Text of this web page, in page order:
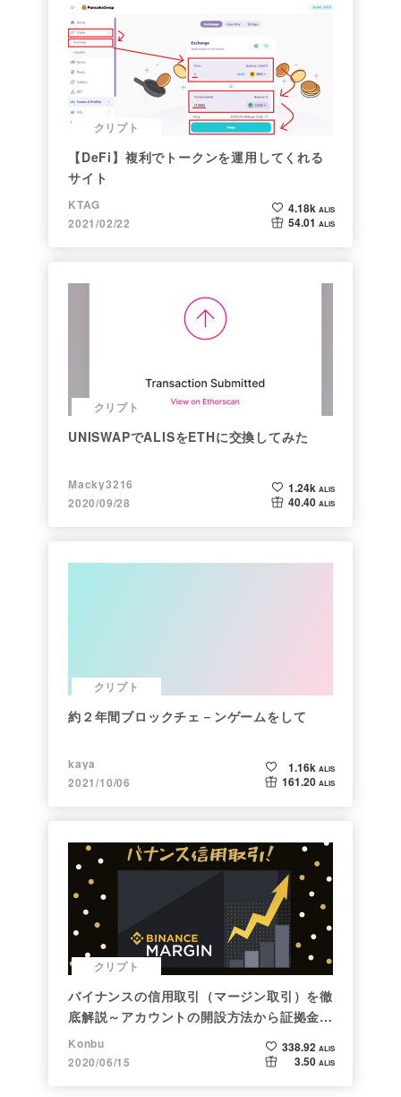
クリプト
【DeFi】複利でトークンを運用してくれる
サイト
KTAG
2021/02/22
4.18k ALIS
54.01 ALIS
クリプト
UNISWAPでALISをETHに交換してみた
Macky3216
2020/09/28
1.24k ALIS
40.40 ALIS
クリプト
約２年間ブロックチェ－ンゲームをして
kaya
2021/10/06
1.16k ALIS
161.20 ALIS
クリプト
バイナンスの信用取引（マージン取引）を徹
底解説～アカウントの開設方法から証拠金計
算例まで～
Konbu
2020/06/15
338.92 ALIS
3.50 ALIS